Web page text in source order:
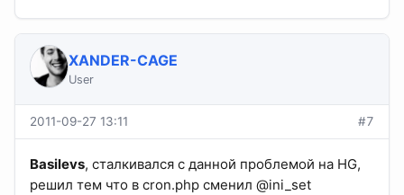
XANDER-CAGE
User
2011-09-27 13:11 #7
Basilevs, сталкивался с данной проблемой на HG,
решил тем что в cron.php сменил @ini_set